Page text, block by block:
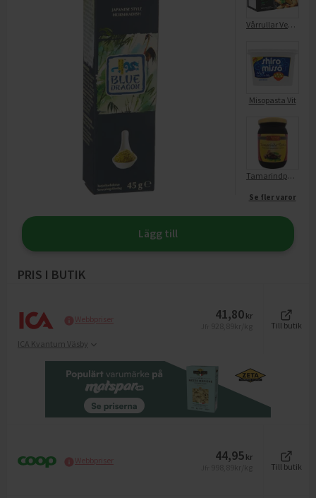
Vårrullar Vegetariska Frysta
Misopasta Vit
Tamarindpasta
Se fler varor
Lägg till
PRIS I BUTIK
Webbpriser 41,80 kr
Till butik
ICA Kvantum Väsby
Webbpriser 44,95 kr
Till butik